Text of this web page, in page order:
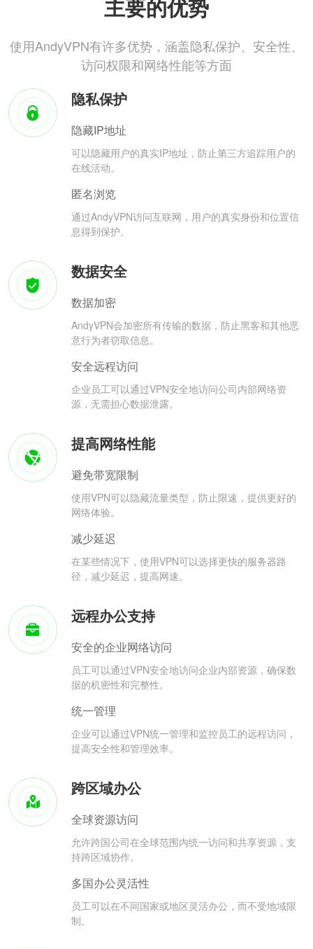
主要的优势
使用AndyVPN有许多优势，涵盖隐私保护、安全性、
访问权限和网络性能等方面
隐私保护
隐藏IP地址
可以隐藏用户的真实IP地址，防止第三方追踪用户的
在线活动。
匿名浏览
通过AndyVPN访问互联网，用户的真实身份和位置信
息得到保护。
数据安全
数据加密
AndyVPN会加密所有传输的数据，防止黑客和其他恶
意行为者窃取信息。
安全远程访问
企业员工可以通过VPN安全地访问公司内部网络资
源，无需担心数据泄露。
提高网络性能
避免带宽限制
使用VPN可以隐藏流量类型，防止限速，提供更好的
网络体验。
减少延迟
在某些情况下，使用VPN可以选择更快的服务器路
径，减少延迟，提高网速。
远程办公支持
安全的企业网络访问
员工可以通过VPN安全地访问企业内部资源，确保数
据的机密性和完整性。
统一管理
企业可以通过VPN统一管理和监控员工的远程访问，
提高安全性和管理效率。
跨区域办公
全球资源访问
允许跨国公司在全球范围内统一访问和共享资源，支
持跨区域协作。
多国办公灵活性
员工可以在不同国家或地区灵活办公，而不受地域限
制。